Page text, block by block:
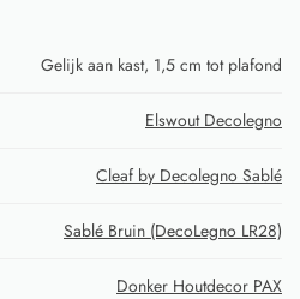
Gelijk aan kast, 1,5 cm tot plafond
Elswout Decolegno
Cleaf by Decolegno Sablé
Sablé Bruin (DecoLegno LR28)
Donker Houtdecor PAX